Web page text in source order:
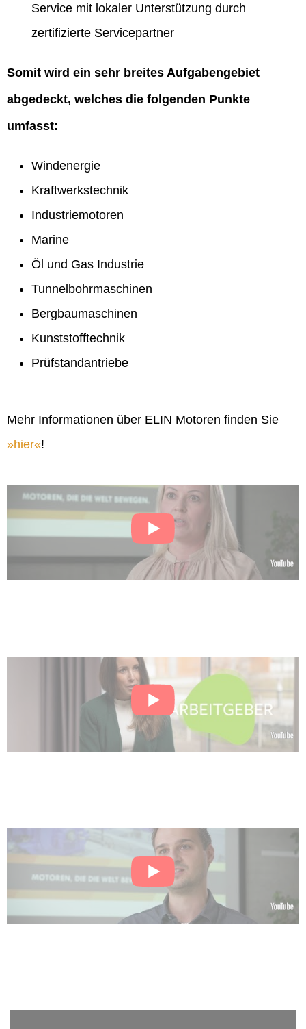
Service mit lokaler Unterstützung durch
zertifizierte Servicepartner
Somit wird ein sehr breites Aufgabengebiet
abgedeckt, welches die folgenden Punkte
umfasst:
Windenergie
Kraftwerkstechnik
Industriemotoren
Marine
Öl und Gas Industrie
Tunnelbohrmaschinen
Bergbaumaschinen
Kunststofftechnik
Prüfstandantriebe
Mehr Informationen über ELIN Motoren finden Sie
hier !